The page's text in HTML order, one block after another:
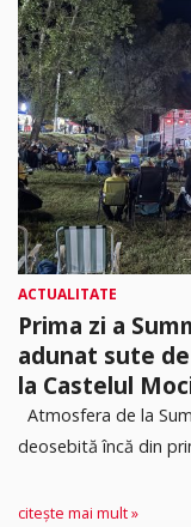
ACTUALITATE
Prima zi a
adunat sute
la Castelul
Atmosfera de la
deosebită încă din
citește mai mult »